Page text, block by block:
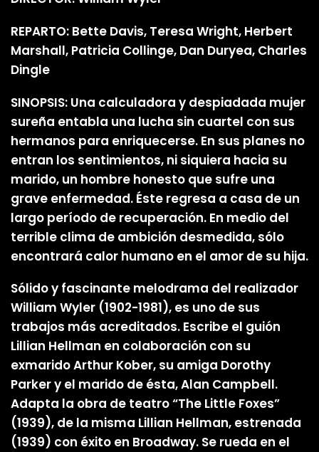
REPARTO: Bette Davis, Teresa Wright, Herbert
Marshall, Patricia Collinge, Dan Duryea, Charles
Dingle
SINOPSIS: Una calculadora y despiadada mujer
sureña entabla una lucha sin cuartel con sus
hermanos para enriquecerse. En sus planes no
entran los sentimientos, ni siquiera hacia su
marido, un hombre honesto que sufre una
grave enfermedad. Éste regresa a casa de un
largo período de recuperación. En medio del
terrible clima de ambición desmedida, sólo
encontrará calor humano en el amor de su hija.
Sólido y fascinante melodrama del realizador
William Wyler (1902-1981), es uno de sus
trabajos más acreditados. Escribe el guión
Lillian Hellman en colaboración con su
exmarido Arthur Kober, su amiga Dorothy
Parker y el marido de ésta, Alan Campbell.
Adapta la obra de teatro “The Little Foxes”
(1939), de la misma Lillian Hellman, estrenada
(1939) con éxito en Broadway. Se rueda en el